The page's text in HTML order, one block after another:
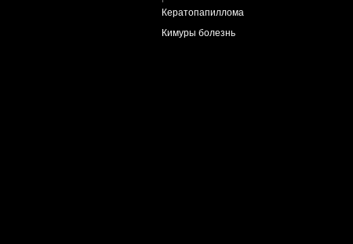
Кератопапиллома
Кимуры болезнь